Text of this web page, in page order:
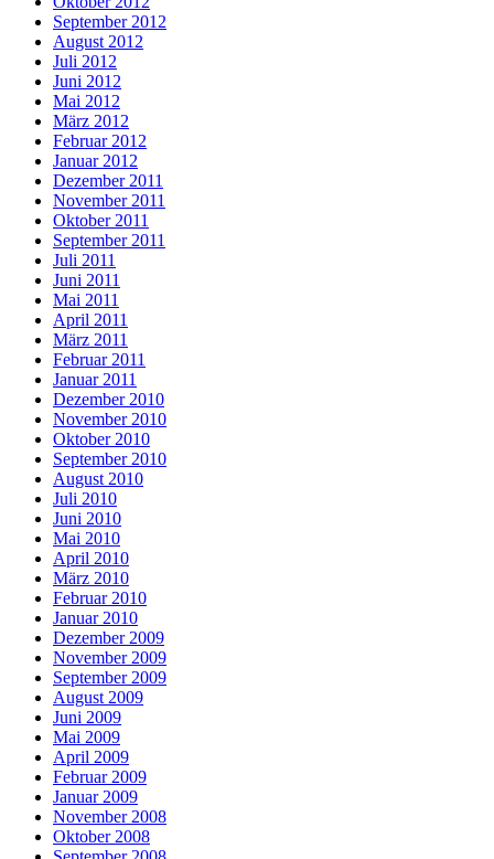
September 2012
August 2012
Juli 2012
Juni 2012
Mai 2012
März 2012
Februar 2012
Januar 2012
Dezember 2011
November 2011
Oktober 2011
September 2011
Juli 2011
Juni 2011
Mai 2011
April 2011
März 2011
Februar 2011
Januar 2011
Dezember 2010
November 2010
Oktober 2010
September 2010
August 2010
Juli 2010
Juni 2010
Mai 2010
April 2010
März 2010
Februar 2010
Januar 2010
Dezember 2009
November 2009
September 2009
August 2009
Juni 2009
Mai 2009
April 2009
Februar 2009
Januar 2009
November 2008
Oktober 2008